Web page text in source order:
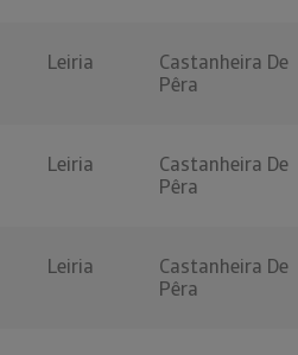
Leiria
Castanheira De
Pêra
Leiria
Castanheira De
Pêra
Leiria
Castanheira De
Pêra